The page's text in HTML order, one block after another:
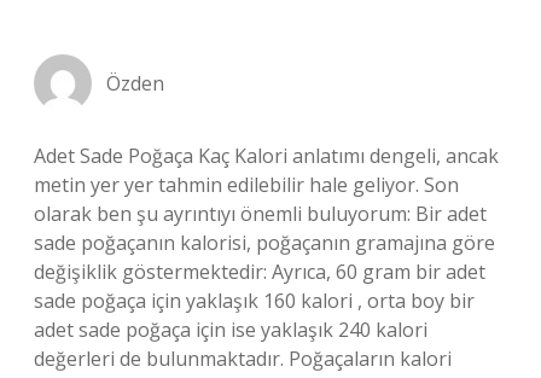
Özden
Adet Sade Poğaça Kaç Kalori anlatımı dengeli, ancak
metin yer yer tahmin edilebilir hale geliyor. Son
olarak ben şu ayrıntıyı önemli buluyorum: Bir adet
sade poğaçanın kalorisi, poğaçanın gramajına göre
değişiklik göstermektedir: Ayrıca, 60 gram bir adet
sade poğaça için yaklaşık 160 kalori , orta boy bir
adet sade poğaça için ise yaklaşık 240 kalori
değerleri de bulunmaktadır. Poğaçaların kalori